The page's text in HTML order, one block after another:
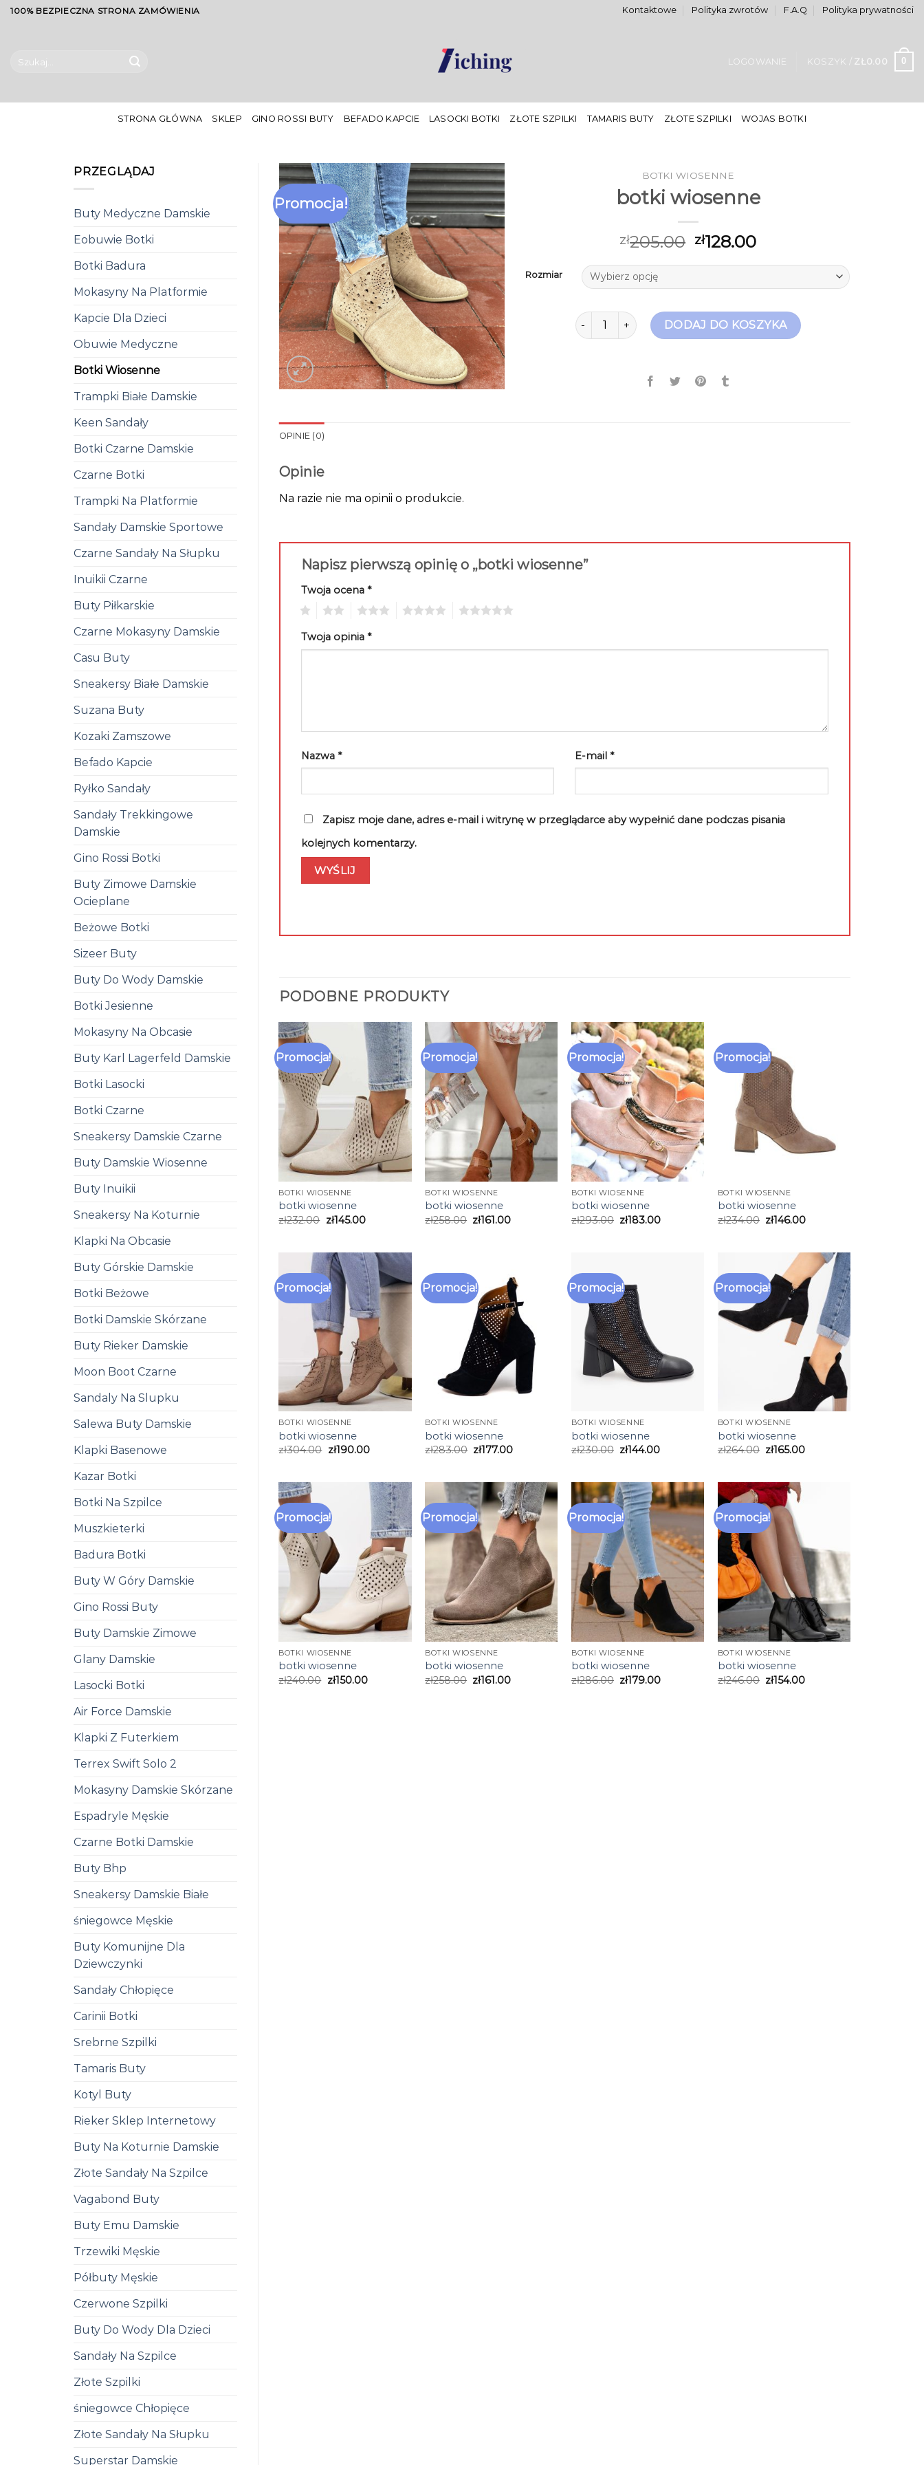
Skip100% BEZPIECZNA STRONA ZAMÓWIENIA Kontaktowe Polityka zwrotów F.A.Q Polityka prywatności
LOGOWANIE KOSZYK / ZŁ 0.00 0
STRONA GŁÓWNA SKLEP GINO ROSSI BUTY BEFADO KAPCIE LASOCKI BOTKI ZŁOTE SZPILKI TAMARIS BUTY ZŁOTE SZPILKI WOJAS BOTKI
PRZEGLĄDAJ
Buty Medyczne Damskie
Eobuwie Botki
Botki Badura
Mokasyny Na Platformie
Kapcie Dla Dzieci
Obuwie Medyczne
Botki Wiosenne
Trampki Białe Damskie
Keen Sandały
Botki Czarne Damskie
Czarne Botki
Trampki Na Platformie
Sandały Damskie Sportowe
Czarne Sandały Na Słupku
Inuikii Czarne
Buty Piłkarskie
Czarne Mokasyny Damskie
Casu Buty
Sneakersy Białe Damskie
Suzana Buty
Kozaki Zamszowe
Befado Kapcie
Ryłko Sandały
Sandały Trekkingowe
Damskie
Gino Rossi Botki
Buty Zimowe Damskie
Ocieplane
Beżowe Botki
Sizeer Buty
Buty Do Wody Damskie
Botki Jesienne
Mokasyny Na Obcasie
Buty Karl Lagerfeld Damskie
Botki Lasocki
Botki Czarne
Sneakersy Damskie Czarne
Buty Damskie Wiosenne
Buty Inuikii
Sneakersy Na Koturnie
Klapki Na Obcasie
Buty Górskie Damskie
Botki Beżowe
Botki Damskie Skórzane
Buty Rieker Damskie
Moon Boot Czarne
Sandaly Na Slupku
Salewa Buty Damskie
Klapki Basenowe
Kazar Botki
Botki Na Szpilce
Muszkieterki
Badura Botki
Buty W Góry Damskie
Gino Rossi Buty
Buty Damskie Zimowe
Glany Damskie
Lasocki Botki
Air Force Damskie
Klapki Z Futerkiem
Terrex Swift Solo 2
Mokasyny Damskie Skórzane
Espadryle Męskie
Czarne Botki Damskie
Buty Bhp
Sneakersy Damskie Białe
śniegowce Męskie
Buty Komunijne Dla
Dziewczynki
Sandały Chłopięce
Carinii Botki
Srebrne Szpilki
Tamaris Buty
Kotyl Buty
Rieker Sklep Internetowy
Buty Na Koturnie Damskie
Złote Sandały Na Szpilce
Vagabond Buty
Buty Emu Damskie
Trzewiki Męskie
Półbuty Męskie
Czerwone Szpilki
Buty Do Wody Dla Dzieci
Sandały Na Szpilce
Złote Szpilki
śniegowce Chłopięce
Złote Sandały Na Słupku
Superstar Damskie
Promocja!
BOTKI WIOSENNE
botki wiosenne
zł205.00 zł128.00
Rozmiar
ilość botki wiosenneDODAJ DO KOSZYKA
OPINIE (0)
Opinie
Na razie nie ma opinii o produkcie.
Napisz pierwszą opinię o „botki wiosenne”
Twoja ocena *
Twoja opinia *
Nazwa * E-mail*
Zapisz moje dane, adres e-mail i witrynę w przeglądarce aby wypełnić dane podczas pisania
kolejnych komentarzy.
PODOBNE PRODUKTY
Promocja!
BOTKI WIOSENNE
botki wiosenne
zł232.00 zł145.00
Promocja!
BOTKI WIOSENNE
botki wiosenne
zł258.00 zł161.00
Promocja!
BOTKI WIOSENNE
botki wiosenne
zł293.00 zł183.00
Promocja!
BOTKI WIOSENNE
botki wiosenne
zł234.00 zł146.00
Promocja!
BOTKI WIOSENNE
botki wiosenne
zł304.00 zł190.00
Promocja!
BOTKI WIOSENNE
botki wiosenne
zł283.00 zł177.00
Promocja!
BOTKI WIOSENNE
botki wiosenne
zł230.00 zł144.00
Promocja!
BOTKI WIOSENNE
botki wiosenne
zł264.00 zł165.00
Promocja!
BOTKI WIOSENNE
botki wiosenne
zł240.00 zł150.00
Promocja!
BOTKI WIOSENNE
botki wiosenne
zł258.00 zł161.00
Promocja!
BOTKI WIOSENNE
botki wiosenne
zł286.00 zł179.00
Promocja!
BOTKI WIOSENNE
botki wiosenne
zł246.00 zł154.00